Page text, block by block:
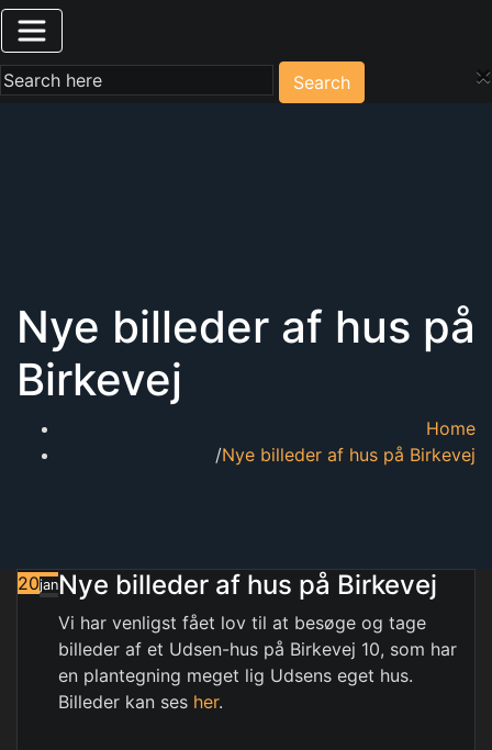
×
Search
Nye billeder af hus på
Birkevej
Home
Nye billeder af hus på Birkevej
20janNye billeder af hus på Birkevej
Vi har venligst fået lov til at besøge og tage
billeder af et Udsen-hus på Birkevej 10, som har
en plantegning meget lig Udsens eget hus.
Billeder kan ses her.